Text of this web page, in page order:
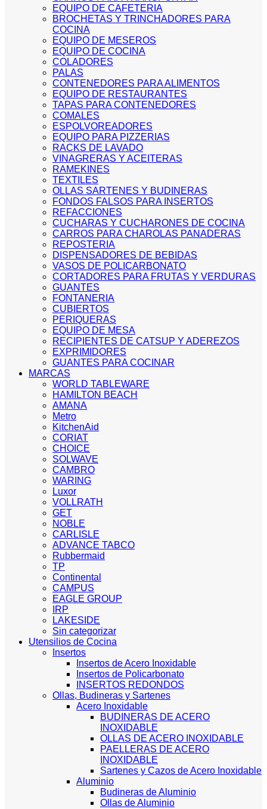
EQUIPO DE CAFETERIA
BROCHETAS Y TRINCHADORES PARA
COCINA
EQUIPO DE MESEROS
EQUIPO DE COCINA
COLADORES
PALAS
CONTENEDORES PARA ALIMENTOS
EQUIPO DE RESTAURANTES
TAPAS PARA CONTENEDORES
COMALES
ESPOLVOREADORES
EQUIPO PARA PIZZERIAS
RACKS DE LAVADO
VINAGRERAS Y ACEITERAS
RAMEKINES
TEXTILES
OLLAS SARTENES Y BUDINERAS
FONDOS FALSOS PARA INSERTOS
REFACCIONES
CUCHARAS Y CUCHARONES DE COCINA
CARROS PARA CHAROLAS PANADERAS
REPOSTERIA
DISPENSADORES DE BEBIDAS
VASOS DE POLICARBONATO
CORTADORES PARA FRUTAS Y VERDURAS
GUANTES
FONTANERIA
CUBIERTOS
PERIQUERAS
EQUIPO DE MESA
RECIPIENTES DE CATSUP Y ADEREZOS
EXPRIMIDORES
GUANTES PARA COCINAR
MARCAS
WORLD TABLEWARE
HAMILTON BEACH
AMANA
Metro
KitchenAid
CORIAT
CHOICE
SOLWAVE
CAMBRO
WARING
Luxor
VOLLRATH
GET
NOBLE
CARLISLE
ADVANCE TABCO
Rubbermaid
TP
Continental
CAMPUS
EAGLE GROUP
IRP
LAKESIDE
Sin categorizar
Utensilios de Cocina
Insertos
Insertos de Acero Inoxidable
Insertos de Policarbonato
INSERTOS REDONDOS
Ollas, Budineras y Sartenes
Acero Inoxidable
BUDINERAS DE ACERO
INOXIDABLE
OLLAS DE ACERO INOXIDABLE
PAELLERAS DE ACERO
INOXIDABLE
Sartenes y Cazos de Acero Inoxidable
Aluminio
Budineras de Aluminio
Ollas de Aluminio